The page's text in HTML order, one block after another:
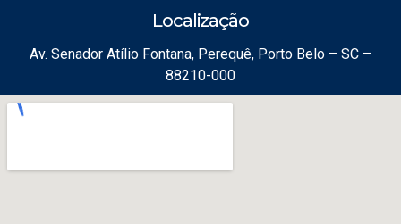
Localização
Av. Senador Atílio Fontana, Perequê, Porto Belo – SC –
88210-000